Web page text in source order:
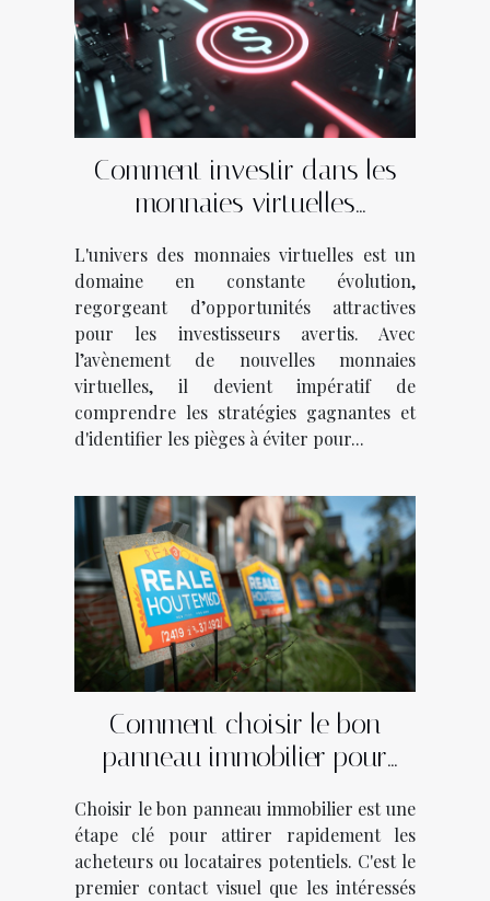
Comment investir dans les
monnaies virtuelles
gagnantes et pièges à éviter
L'univers des monnaies virtuelles est un
domaine en constante évolution,
regorgeant d’opportunités attractives
pour les investisseurs avertis. Avec
l’avènement de nouvelles monnaies
virtuelles, il devient impératif de
comprendre les stratégies gagnantes et
d'identifier les pièges à éviter pour...
Comment choisir le bon
panneau immobilier pour
Choisir le bon panneau immobilier est une
étape clé pour attirer rapidement les
acheteurs ou locataires potentiels. C'est le
premier contact visuel que les intéressés